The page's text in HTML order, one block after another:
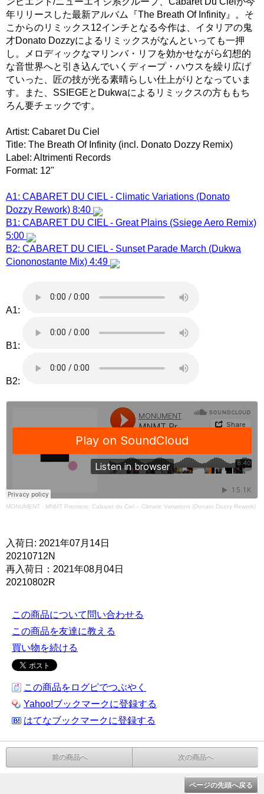
年リリースした最新アルバム『The Breath Of Infinity』。そ
こからのリミックス12インチとなる今作は、イタリアの鬼
才Donato Dozzyによるリミックスがなんといっても一押
し。メロディックなマリンバ・リフを効かせながら幻想的
な音世界へと引き込んでいくディープ・ハウスを繰り広げ
ていった、匠の技が光る素晴らしい仕上がりとなっていま
す。また、SSIEGEとDukwaによるリミックスの方ももち
ろん要チェックです。
Artist: Cabaret Du Ciel
Title: The Breath Of Infinity (incl. Donato Dozzy Remix)
Label: Altrimenti Records
Format: 12"
A1: CABARET DU CIEL - Climatic Variations (Donato
Dozzy Rework) 8:40
B1: CABARET DU CIEL - Great Plains (Ssiege Aero Remix)
5:00
B2: CABARET DU CIEL - Sunset Parade March (Dukwa
Ciononostante Mix) 4:49
A1:
B1:
B2:
MONUMENT · MNMT Premiere: Cabaret du Ciel – Climatic Variations (Donato Dozzy Rework)
入荷日: 2021年07月14日
20210712N
再入荷日：2021年08月04日
20210802R
この商品について問い合わせる
この商品を友達に教える
買い物を続ける
この商品をログピでつぶやく
Yahoo!ブックマークに登録する
はてなブックマークに登録する
前の商品へ 次の商品へ
ページの先頭へ戻る